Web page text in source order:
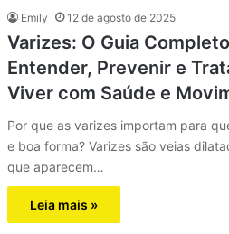
Emily 12 de agosto de 2025
Varizes: O Guia
Entender, Prevenir e
Viver com Saúde e
Por que as varizes importam para
e boa forma? Varizes são veias
que aparecem…
Leia mais »